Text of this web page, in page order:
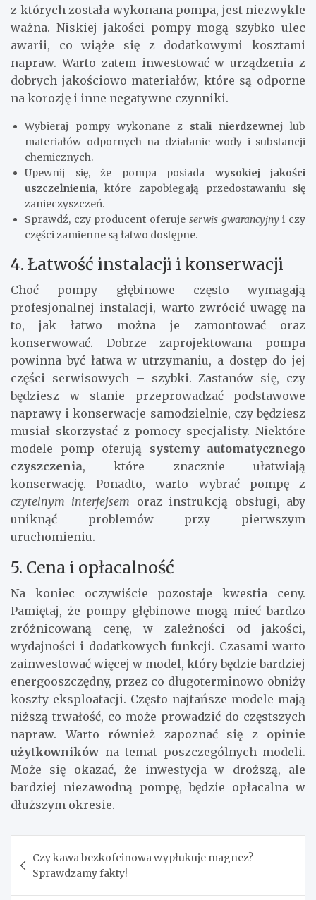
z których została wykonana pompa, jest niezwykle
ważna. Niskiej jakości pompy mogą szybko ulec
awarii, co wiąże się z dodatkowymi kosztami
napraw. Warto zatem inwestować w urządzenia z
dobrych jakościowo materiałów, które są odporne
na korozję i inne negatywne czynniki.
Wybieraj pompy wykonane z stali nierdzewnej lub
materiałów odpornych na działanie wody i substancji
chemicznych.
Upewnij się, że pompa posiada wysokiej jakości
uszczelnienia, które zapobiegają przedostawaniu się
zanieczyszczeń.
Sprawdź, czy producent oferuje serwis gwarancyjnyi czy
części zamienne są łatwo dostępne.
4. Łatwość instalacji i konserwacji
Choć pompy głębinowe często wymagają
profesjonalnej instalacji, warto zwrócić uwagę na
to, jak łatwo można je zamontować oraz
konserwować. Dobrze zaprojektowana pompa
powinna być łatwa w utrzymaniu, a dostęp do jej
części serwisowych – szybki. Zastanów się, czy
będziesz w stanie przeprowadzać podstawowe
naprawy i konserwacje samodzielnie, czy będziesz
musiał skorzystać z pomocy specjalisty. Niektóre
modele pomp oferują systemy automatycznego
czyszczenia, które znacznie ułatwiają
konserwację. Ponadto, warto wybrać pompę z
czytelnym interfejsem oraz instrukcją obsługi, aby
uniknąć problemów przy pierwszym
uruchomieniu.
5. Cena i opłacalność
Na koniec oczywiście pozostaje kwestia ceny.
Pamiętaj, że pompy głębinowe mogą mieć bardzo
zróżnicowaną cenę, w zależności od jakości,
wydajności i dodatkowych funkcji. Czasami warto
zainwestować więcej w model, który będzie bardziej
energooszczędny, przez co długoterminowo obniży
koszty eksploatacji. Często najtańsze modele mają
niższą trwałość, co może prowadzić do częstszych
napraw. Warto również zapoznać się z opinie
użytkowników na temat poszczególnych modeli.
Może się okazać, że inwestycja w droższą, ale
bardziej niezawodną pompę, będzie opłacalna w
dłuższym okresie.
wpisu
Czy kawa bezkofeinowa wypłukuje magnez?
Sprawdzamy fakty!